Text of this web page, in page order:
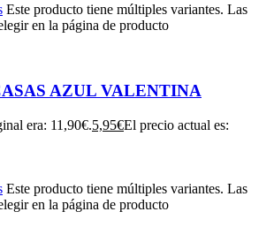
Este producto tiene múltiples variantes. Las
en la página de producto
AZUL VALENTINA
era: 11,90€.5,95€El precio actual es:
Este producto tiene múltiples variantes. Las
en la página de producto